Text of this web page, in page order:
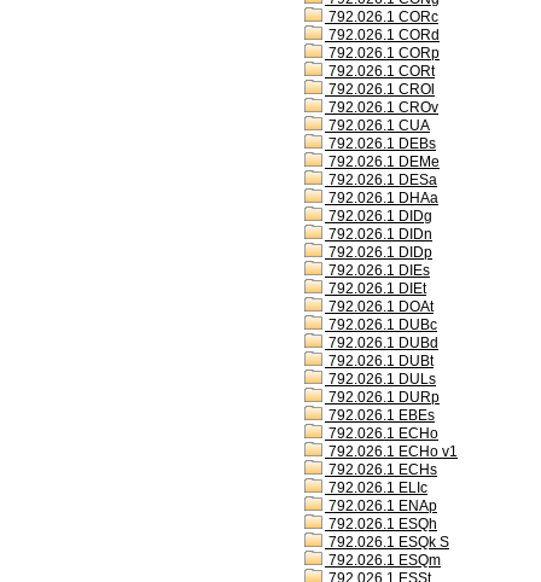
792.026.1 CORc
792.026.1 CORd
792.026.1 CORp
792.026.1 CORt
792.026.1 CROl
792.026.1 CROv
792.026.1 CUA
792.026.1 DEBs
792.026.1 DEMe
792.026.1 DESa
792.026.1 DHAa
792.026.1 DIDg
792.026.1 DIDn
792.026.1 DIDp
792.026.1 DIEs
792.026.1 DIEt
792.026.1 DOAt
792.026.1 DUBc
792.026.1 DUBd
792.026.1 DUBt
792.026.1 DULs
792.026.1 DURp
792.026.1 EBEs
792.026.1 ECHo
792.026.1 ECHo v1
792.026.1 ECHs
792.026.1 ELIc
792.026.1 ENAp
792.026.1 ESQh
792.026.1 ESQk S
792.026.1 ESQm
792.026.1 ESSt